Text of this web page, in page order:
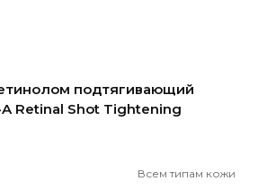
подтягивающий
Retinal Shot Tightening
Всем типам кожи